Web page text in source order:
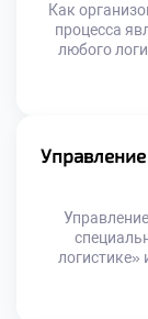
Как
процесса
любого
Избыток
запасами
тему
логистике»
поставок.